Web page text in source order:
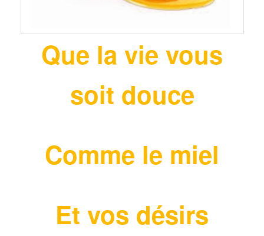
Que la vie vous
soit douce
Comme le miel
Et vos désirs